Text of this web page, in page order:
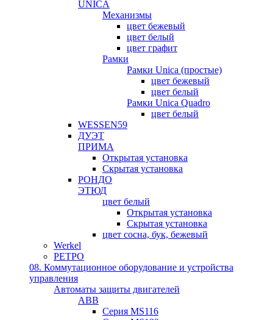
UNICA
Механизмы
цвет бежевый
цвет белый
цвет графит
Рамки
Рамки Unica (простые)
цвет бежевый
цвет белый
Рамки Unica Quadro
цвет белый
WESSEN59
ДУЭТ
ПРИМА
Открытая установка
Скрытая установка
РОНДО
ЭТЮД
цвет белый
Открытая установка
Скрытая установка
цвет сосна, бук, бежевый
Werkel
РЕТРО
08. Коммутационное оборудование и устройства
управления
Автоматы защиты двигателей
ABB
Серия MS116